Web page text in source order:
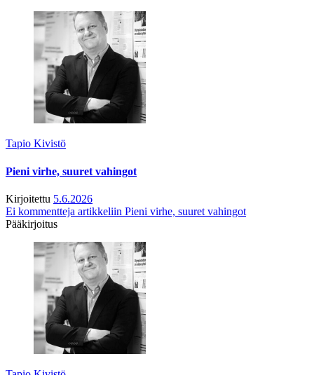
Tapio Kivistö
Pieni virhe, suuret vahingot
Kirjoitettu 5.6.2026
Ei kommentteja artikkeliin Pieni virhe, suuret vahingot
Pääkirjoitus